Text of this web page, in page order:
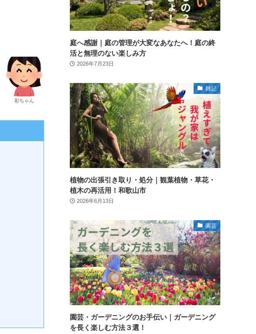
彩ちゃん
庭へ感謝｜庭の管理が大変なあなたへ！庭の終
活と無理のない楽しみ方
2026年7月23日
雑記
植物の出張引き取り・処分｜観葉植物・草花・
植木の再活用！和歌山市
2026年6月13日
園芸
園芸・ガーデニングのお手伝い｜ガーデニング
を長く楽しむ方法３選！